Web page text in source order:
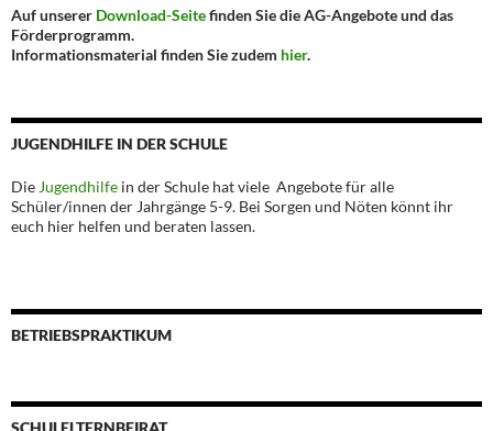
Auf unserer Download-Seitefinden Sie die AG-Angebote und das
Förderprogramm.
Informationsmaterial finden Sie zudem hier.
JUGENDHILFE IN DER SCHULE
Die Jugendhilfe in der Schule hat viele Angebote für alle
Schüler/innen der Jahrgänge 5-9. Bei Sorgen und Nöten könnt ihr
euch hier helfen und beraten lassen.
BETRIEBSPRAKTIKUM